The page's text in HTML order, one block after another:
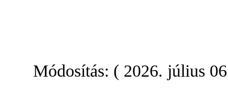
Módosítás: ( 2026. július